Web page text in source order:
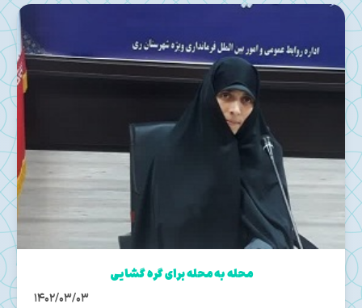
محله به محله برای گره گشایی
1402/03/03